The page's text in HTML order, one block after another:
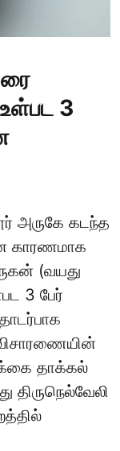
3
அருகே கடந்த
காரணமாக
(வயது
3 பேர்
விசாரணையின்
தாக்கல்